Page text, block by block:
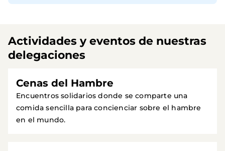
Actividades y eventos de nuestras
delegaciones
Cenas del Hambre
Encuentros solidarios donde se comparte una
comida sencilla para concienciar sobre el hambre
en el mundo.